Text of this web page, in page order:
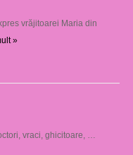
vrăjitoarei Maria din
»
vraci, ghicitoare, …